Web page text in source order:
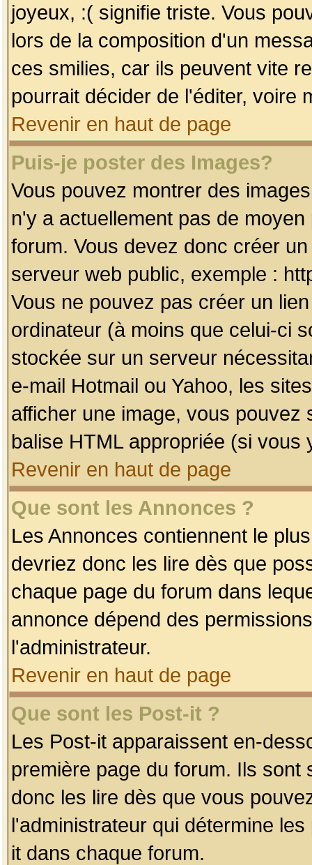
joyeux, :( signifie triste. Vous
lors de la composition d'un
ces smilies, car ils peuvent vite
pourrait décider de l'éditer, voire
Revenir en haut de page
Puis-je poster des Images?
Vous pouvez montrer des
n'y a actuellement pas de
forum. Vous devez donc créer
serveur web public, exemple :
Vous ne pouvez pas créer un
ordinateur (à moins que celui-ci
stockée sur un serveur
e-mail Hotmail ou Yahoo, les
afficher une image, vous pouvez
balise HTML appropriée (si vous
Revenir en haut de page
Que sont les Annonces ?
Les Annonces contiennent le
devriez donc les lire dès que
chaque page du forum dans
annonce dépend des
l'administrateur.
Revenir en haut de page
Que sont les Post-it ?
Les Post-it apparaissent en-
première page du forum. Ils
donc les lire dès que vous
l'administrateur qui détermine
it dans chaque forum.